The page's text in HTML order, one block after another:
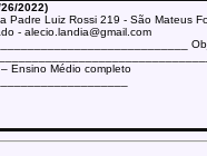
2022)
Padre Luiz Rossi 219 - São Mateus
- alecio.landia@gmail.com
Ensino Médio completo